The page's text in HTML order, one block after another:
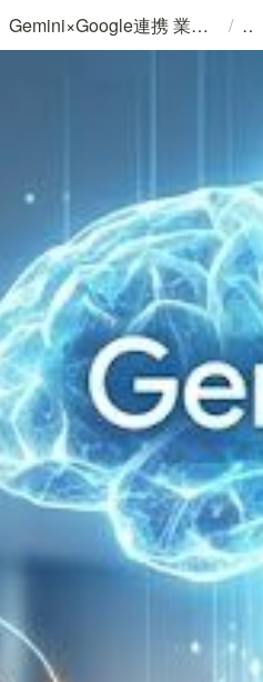
Gemini×Google連携 業務改善サービス /